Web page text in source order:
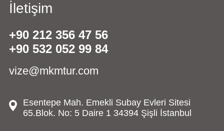
İletişim
+90 212 356 47 56
+90 532 052 99 84
vize@mkmtur.com
Esentepe Mah. Emekli Subay Evleri Sitesi
65.Blok. No: 5 Daire 1 34394 Şişli İstanbul